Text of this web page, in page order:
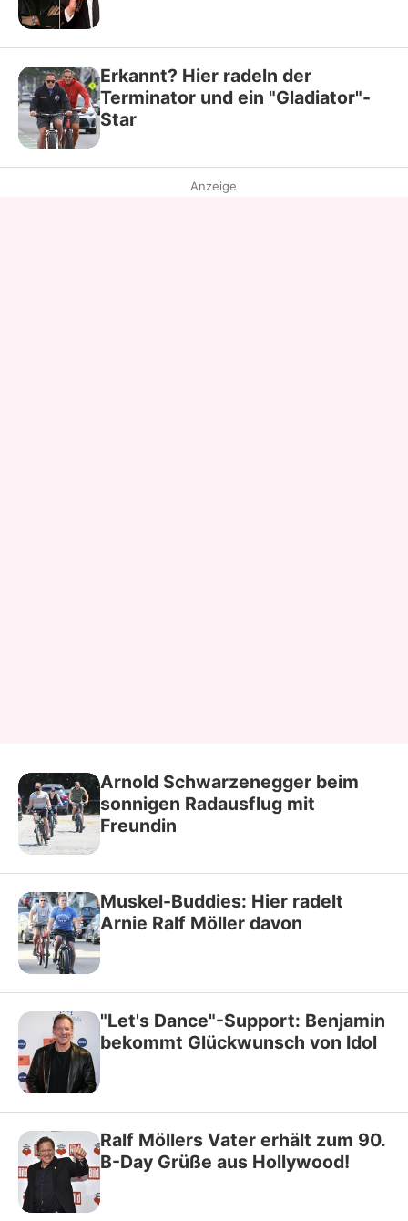
Erkannt? Hier radeln der
Terminator und ein "Gladiator"-
Star
Anzeige
Arnold Schwarzenegger beim
sonnigen Radausflug mit
Freundin
Muskel-Buddies: Hier radelt
Arnie Ralf Möller davon
"Let's Dance"-Support: Benjamin
bekommt Glückwunsch von Idol
Ralf Möllers Vater erhält zum 90.
B-Day Grüße aus Hollywood!